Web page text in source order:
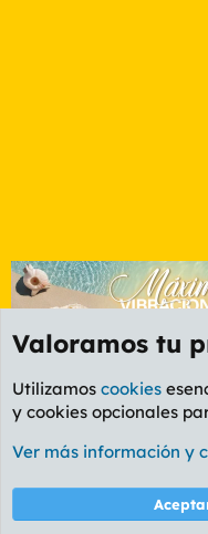
Etiquetas
Cookies
PL
Términos y
Valoramos tu
Utilizamos cookies
y cookies opcionales
Ver más información y